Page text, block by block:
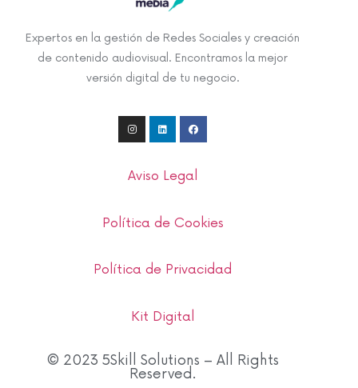
Expertos en la gestión de Redes Sociales y creación
de contenido audiovisual. Encontramos la mejor
versión digital de tu negocio.
Aviso Legal
Política de Cookies
Política de Privacidad
Kit Digital
© 2023 5Skill Solutions – All Rights
Reserved.